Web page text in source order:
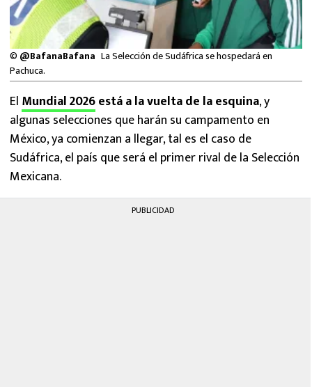
NFL
© @BafanaBafana La Selección de Sudáfrica se hospedará en
Pachuca.
El Mundial 2026está a la vuelta de la esquina, y
algunas selecciones que harán su campamento en
México, ya comienzan a llegar, tal es el caso de
Sudáfrica, el país que será el primer rival de la Selección
Mexicana.
PUBLICIDAD